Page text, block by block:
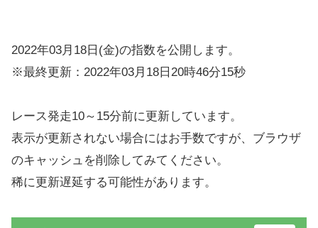
2022年03月18日(金)の指数を公開します。
※最終更新：2022年03月18日20時46分15秒
レース発走10～15分前に更新しています。
表示が更新されない場合にはお手数ですが、ブラウザ
のキャッシュを削除してみてください。
稀に更新遅延する可能性があります。